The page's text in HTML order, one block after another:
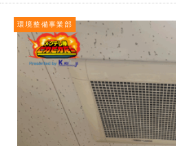
環境整備事業部